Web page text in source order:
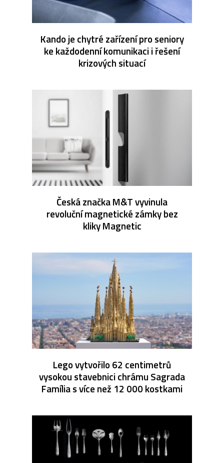
Kando je chytré zařízení pro seniory
ke každodenní komunikaci i řešení
krizových situací
Česká značka M&T vyvinula
revoluční magnetické zámky bez
kliky Magnetic
Lego vytvořilo 62 centimetrů
vysokou stavebnici chrámu Sagrada
Família s více než 12 000 kostkami